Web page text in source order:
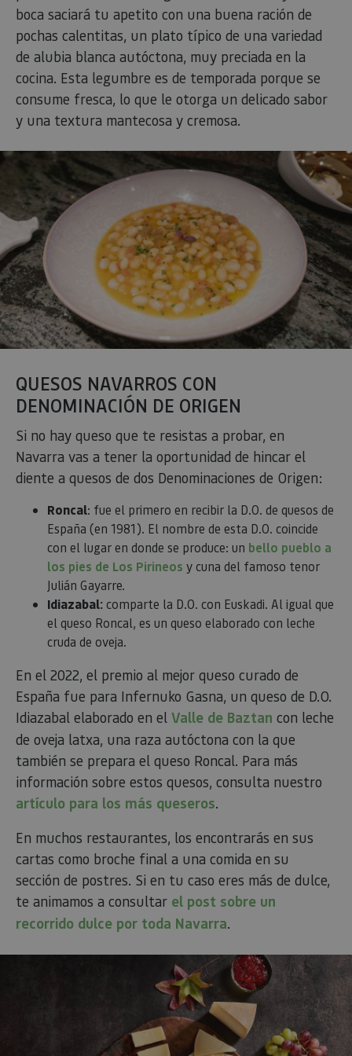
UN CLÁSICO DE CUCHARA, LAS
POCHAS DE SANGÜESA
Y para completar este recorrido, nos dirigimos a
Sangüesa, donde contemplarás la magnífica
portada románica de la Iglesia Santa María y tu
boca saciará tu apetito con una buena ración de
pochas calentitas, un plato típico de una variedad
de alubia blanca autóctona, muy preciada en la
cocina. Esta legumbre es de temporada porque se
consume fresca, lo que le otorga un delicado sabor
y una textura mantecosa y cremosa.
QUESOS NAVARROS CON
DENOMINACIÓN DE ORIGEN
Si no hay queso que te resistas a probar, en
Navarra vas a tener la oportunidad de hincar el
Roncal
: fue el primero en recibir la D.O. de quesos de
España (en 1981). El nombre de esta D.O. coincide
con el lugar en donde se produce: unbello pueblo a
los pies de Los Pirineosy cuna del famoso tenor
Julián Gayarre.
Idiazabal:comparte la D.O. con Euskadi. Al igual que
el queso Roncal, es un queso elaborado con leche
En el 2022, el premio al mejor queso curado de
España fue para Infernuko Gasna, un queso de D.O.
Idiazabal elaborado en el Valle de Baztancon leche
de oveja latxa, una raza autóctona con la que
información sobre estos quesos, consulta nuestro
artículo para los más queseros
En muchos restaurantes, los encontrarás en sus
cartas como broche final a una comida en su
una
de
el
cookie
análisis
código
Piwik.
para
los
de sitios
rastrear
de los
y medir
sitio. Es
cookie
patrón,
prefijo
seguido
pageviewCount
.visitnavarra.es 1 día
utiliza
las
página
usuario
su visita
mejorar y